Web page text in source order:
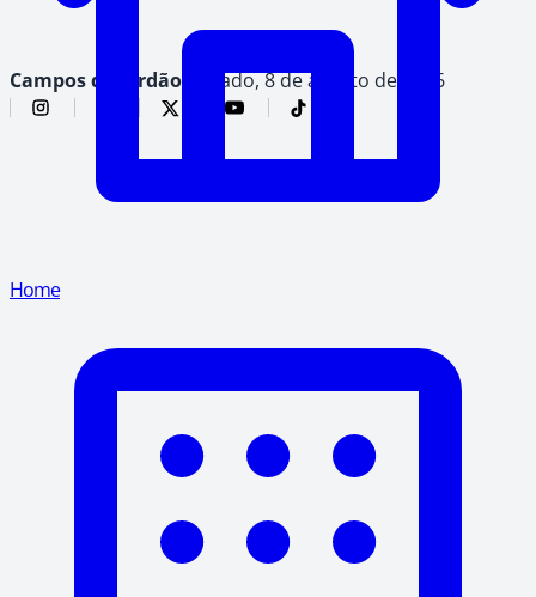
Campos do Jordão, sábado, 8 de agosto de 2026
Home